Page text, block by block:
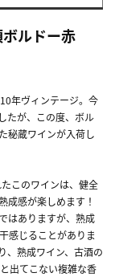
ルドー赤
年ヴィンテージ。今
たが、この度、ボル
秘蔵ワインが入荷し
このワインは、健全
成感が楽しめます！
はありますが、熟成
感じることがありま
、熟成ワイン、古酒の
出てこない複雑な香